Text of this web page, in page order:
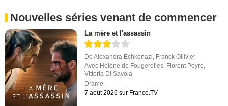
Nouvelles séries venant de commencer
La mère et l'assassin
DeAlexandra Echkenazi Franck Ollivier
Avec Hélène de Fougerolles Florent Peyre
Vittoria Di Savoia
Drame
7 août 2026 sur France.TV